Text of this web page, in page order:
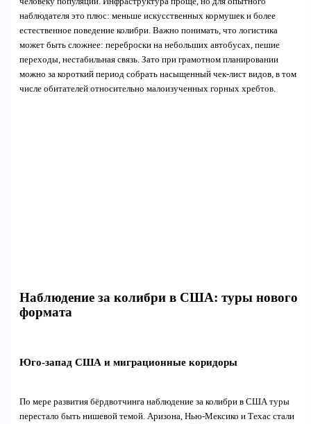
наблюдателя это плюс: меньше искусственных кормушек и более
естественное поведение колибри. Важно понимать, что логистика
может быть сложнее: переброски на небольших автобусах, пешие
переходы, нестабильная связь. Зато при грамотном планировании
можно за короткий период собрать насыщенный чек-лист видов, в том
числе обитателей относительно малоизученных горных хребтов.
Наблюдение за колибри в США: туры нового
формата
Юго-запад США и миграционные коридоры
По мере развития бёрдвотчинга наблюдение за колибри в США туры
перестало быть нишевой темой. Аризона, Нью-Мексико и Техас стали